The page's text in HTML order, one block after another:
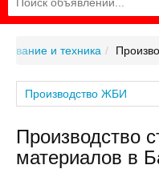
и техника
Производство ЖБИ
Производство
материалов в